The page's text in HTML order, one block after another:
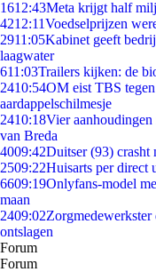
1612:43Meta krijgt half
4212:11Voedselprijzen
2911:05Kabinet geeft
laagwater
611:03Trailers kijken: de
2410:54OM eist TBS
aardappelschilmesje
2410:18Vier aanhoudingen
van Breda
4009:42Duitser (93) crasht
2509:22Huisarts per direct
6609:19Onlyfans-model
maan
2409:02Zorgmedewerkster
ontslagen
Forum
Forum